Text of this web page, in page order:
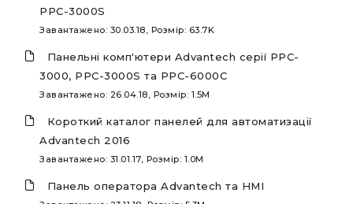
PPC-3000S
Завантажено: 30.03.18, Розмір: 63.7K
Панельні комп'ютери Advantech серії PPC-
3000, PPC-3000S та PPC-6000C
Завантажено: 26.04.18, Розмір: 1.5M
Короткий каталог панелей для автоматизації
Advantech 2016
Завантажено: 31.01.17, Розмір: 1.0M
Панель оператора Advantech та HMI